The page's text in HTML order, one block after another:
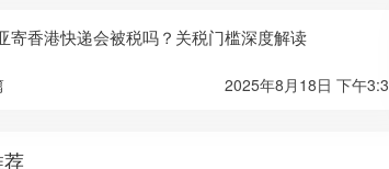
寄香港快递会被税吗？关税门槛深度解读
2025年8月18日 下午